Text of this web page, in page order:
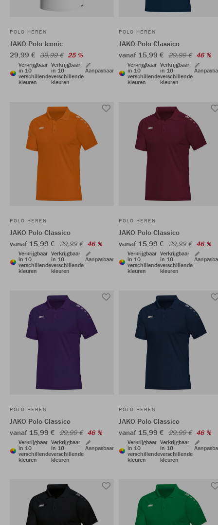
POLO HEREN
JAKO Polo Iconic
29,99 € 39,99 € 25 %
Verkrijgbaar
in 10
verschillende
kleuren
Verkrijgbaar
in 10
verschillende
kleuren
Aanpasbaar
POLO HEREN
JAKO Polo Classico
vanaf 15,99 € 29,99 € 46 %
Verkrijgbaar
in 10
verschillende
kleuren
Verkrijgbaar
in 10
verschillende
kleuren
POLO HEREN
JAKO Polo Classico
vanaf 15,99 € 29,99 € 46 %
Verkrijgbaar
in 10
verschillende
kleuren
Verkrijgbaar
in 10
verschillende
kleuren
Aanpasbaar
POLO HEREN
JAKO Polo Classico
vanaf 15,99 € 29,99 € 46 %
Verkrijgbaar
in 10
verschillende
kleuren
Verkrijgbaar
in 10
verschillende
kleuren
POLO HEREN
JAKO Polo Classico
vanaf 15,99 € 29,99 € 46 %
Verkrijgbaar
in 10
verschillende
kleuren
Verkrijgbaar
in 10
verschillende
kleuren
Aanpasbaar
POLO HEREN
JAKO Polo Classico
vanaf 15,99 € 29,99 € 46 %
Verkrijgbaar
in 10
verschillende
kleuren
Verkrijgbaar
in 10
verschillende
kleuren